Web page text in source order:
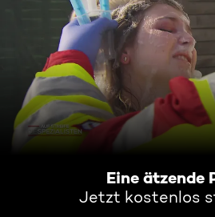
Eine ätzende
Jetzt kostenlos